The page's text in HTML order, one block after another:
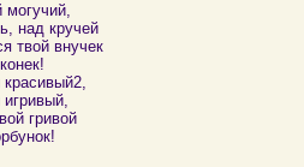
могучий,
над кручей
твой внучек
гривой